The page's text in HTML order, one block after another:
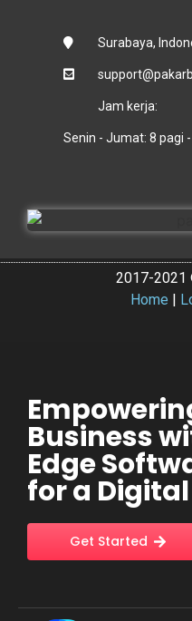
Surabaya,
Jam kerja:
Senin - Jumat: 8 pagi
2017-2021
Home
Business
Edge
for a
Get Started